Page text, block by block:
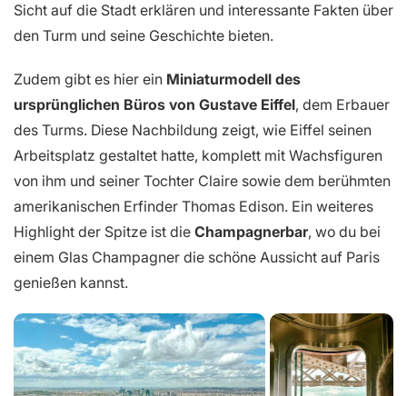
Sicht auf die Stadt erklären und interessante Fakten über
den Turm und seine Geschichte bieten.
Zudem gibt es hier ein Miniaturmodell des
ursprünglichen Büros von Gustave Eiffel, dem Erbauer
des Turms. Diese Nachbildung zeigt, wie Eiffel seinen
Arbeitsplatz gestaltet hatte, komplett mit Wachsfiguren
von ihm und seiner Tochter Claire sowie dem berühmten
amerikanischen Erfinder Thomas Edison. Ein weiteres
Highlight der Spitze ist die Champagnerbar, wo du bei
einem Glas Champagner die schöne Aussicht auf Paris
genießen kannst.